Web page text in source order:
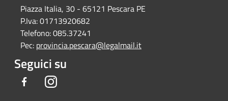
Piazza Italia, 30 - 65121 Pescara PE
P.Iva:01713920682
Telefono:085.37241
Pec: provincia.pescara@legalmail.it
Seguici su
FacebookInstagram